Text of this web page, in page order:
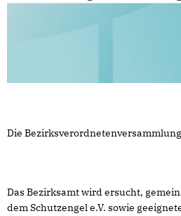
Die
Das Bezirksamt wird ersucht,
dem Schutzengel e.V. sowie